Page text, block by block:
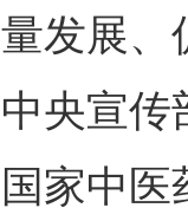
发展
央宣
家中